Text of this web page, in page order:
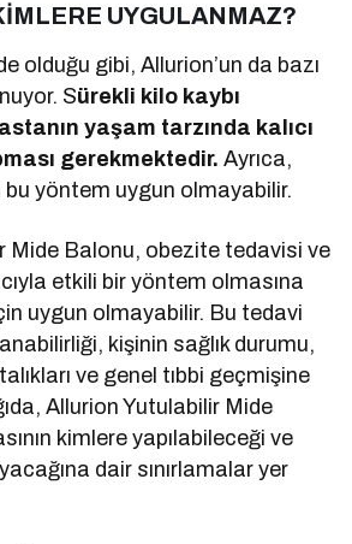
UYGULANMAZ?
olduğu gibi, Allurion’un da bazı
Sürekli kilo kaybı
yaşam tarzında kalıcı
gerekmektedir. Ayrıca,
bu yöntem uygun olmayabilir.
Mide Balonu, obezite tedavisi ve
etkili bir yöntem olmasına
uygun olmayabilir. Bu tedavi
kişinin sağlık durumu,
ve genel tıbbi geçmişine
Allurion Yutulabilir Mide
kimlere yapılabileceği ve
dair sınırlamalar yer